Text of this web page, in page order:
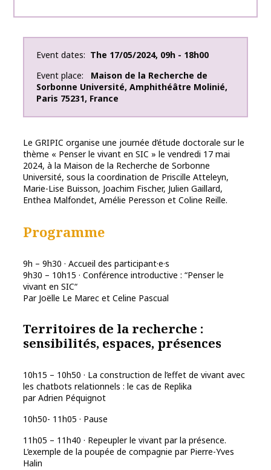
Event dates The 17/05/2024, 09h - 18h00
Event place
Maison de la Recherche de
Sorbonne Université, Amphithéâtre Molinié,
Paris 75231, France
Le GRIPIC organise une journée d’étude doctorale sur le
thème « Penser le vivant en SIC » le vendredi 17 mai
2024, à la Maison de la Recherche de Sorbonne
Université, sous la coordination de Priscille Atteleyn,
Marie-Lise Buisson, Joachim Fischer, Julien Gaillard,
Enthea Malfondet, Amélie Peresson et Coline Reille.
Programme
9h – 9h30 · Accueil des participant·e·s
9h30 – 10h15 · Conférence introductive : “Penser le
vivant en SIC“
Par Joëlle Le Marec et Celine Pascual
Territoires de la recherche :
sensibilités, espaces, présences
10h15 – 10h50 · La construction de l’effet de vivant avec
les chatbots relationnels : le cas de Replika
par Adrien Péquignot
10h50- 11h05 · Pause
11h05 – 11h40 · Repeupler le vivant par la présence.
L’exemple de la poupée de compagnie par Pierre-Yves
Halin